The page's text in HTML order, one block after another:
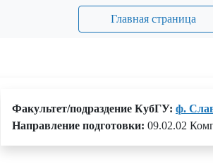
Главная страница
Факультет/подраздение КубГУ: ф.
Направление подготовки: 09.02.02